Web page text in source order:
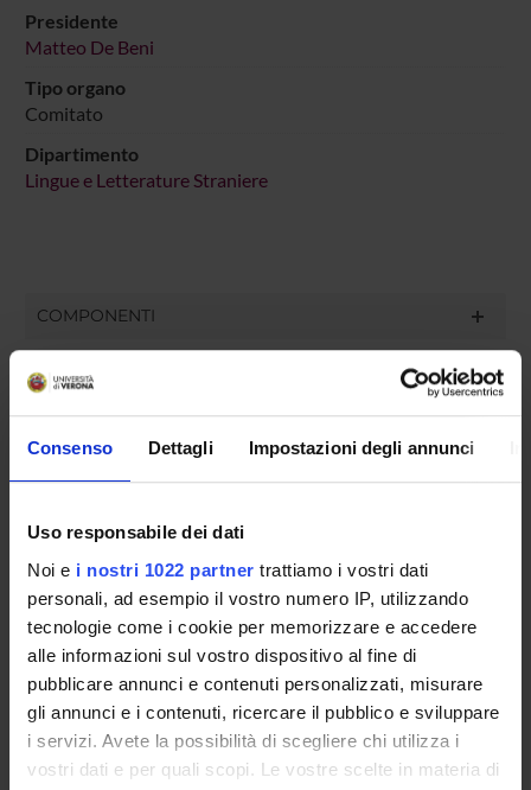
Consenso Dettagli Impostazioni degli annunci
Uso responsabile dei dati
Noi e i nostri 1022 partner trattiamo i vostri dati
personali, ad esempio il vostro numero IP, utilizzando
tecnologie come i cookie per memorizzare e accedere
alle informazioni sul vostro dispositivo al fine di
pubblicare annunci e contenuti personalizzati, misurare
gli annunci e i contenuti, ricercare il pubblico e sviluppare
i servizi. Avete la possibilità di scegliere chi utilizza i
vostri dati e per quali scopi. Le vostre scelte in materia di
Presidente
Matteo De Beni
Tipo organo
Comitato
Dipartimento
Lingue e Letterature Straniere
COMPONENTI
Dunia Hourani Martin
SEDUTE E VERBALI
ORGANIZZAZIONE
GOVERNANCE